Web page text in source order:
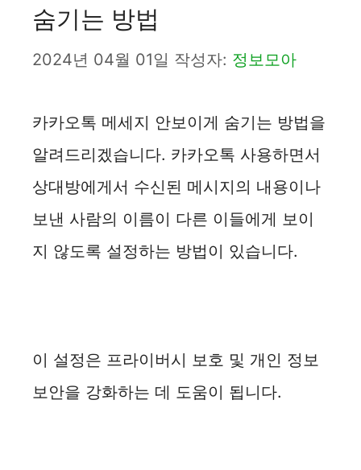
숨기는 방법
2024년 04월 01일 작성자: 정보모아
카카오톡 메세지 안보이게 숨기는 방법을
알려드리겠습니다. 카카오톡 사용하면서
상대방에게서 수신된 메시지의 내용이나
보낸 사람의 이름이 다른 이들에게 보이
지 않도록 설정하는 방법이 있습니다.
이 설정은 프라이버시 보호 및 개인 정보
보안을 강화하는 데 도움이 됩니다.